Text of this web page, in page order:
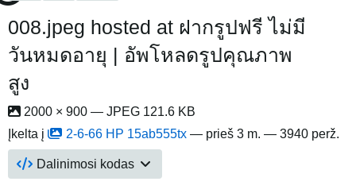
008.jpeg hosted at ฝากรูปฟรี ไม่มี
วันหมดอายุ | อัพโหลดรูปคุณภาพ
สูง
2000 × 900 — JPEG 121.6 KB
Įkelta į
2-6-66 HP 15ab555tx — prieš 3 m. — 3940 perž.
Dalinimosi kodas